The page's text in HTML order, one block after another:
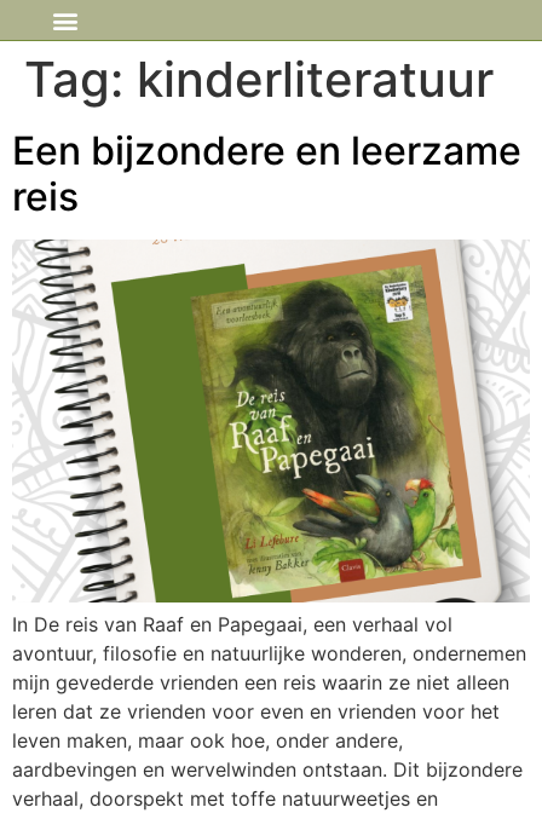
Tag: kinderliteratuur
Een bijzondere en leerzame
reis
In De reis van Raaf en Papegaai, een verhaal vol
avontuur, filosofie en natuurlijke wonderen, ondernemen
mijn gevederde vrienden een reis waarin ze niet alleen
leren dat ze vrienden voor even en vrienden voor het
leven maken, maar ook hoe, onder andere,
aardbevingen en wervelwinden ontstaan. Dit bijzondere
verhaal, doorspekt met toffe natuurweetjes en